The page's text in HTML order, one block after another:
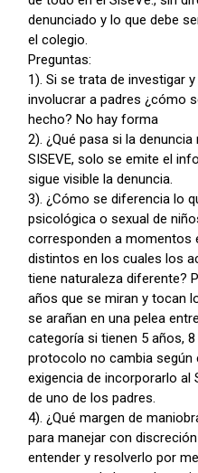
denunciado y lo que debe
el colegio.
Preguntas:
1). Si se trata de investigar
involucrar a padres ¿cómo
hecho? No hay forma
2). ¿Qué pasa si la
SISEVE, solo se emite el
sigue visible la denuncia.
3). ¿Cómo se diferencia lo
psicológica o sexual de
corresponden a momentos
distintos en los cuales los
tiene naturaleza diferente?
años que se miran y tocan
se arañan en una pelea
categoría si tienen 5 años,
protocolo no cambia según
exigencia de incorporarlo al
de uno de los padres.
4). ¿Qué margen de
para manejar con
entender y resolverlo por